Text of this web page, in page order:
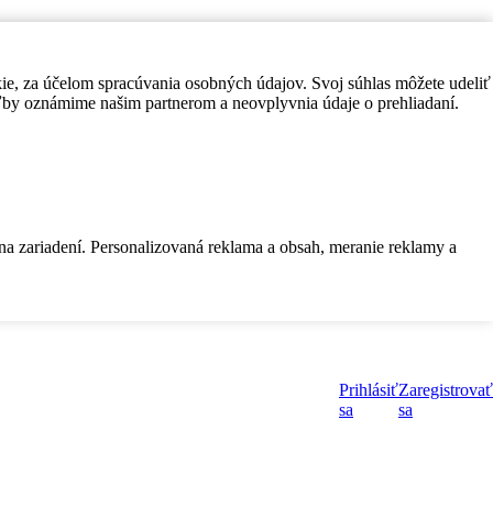
za účelom spracúvania osobných údajov. Svoj súhlas môžete udeliť
oznámime našim partnerom a neovplyvnia údaje o prehliadaní.
Personalizovaná reklama a obsah, meranie reklamy a
Prihlásiť
sa
Zaregistrovať
sa